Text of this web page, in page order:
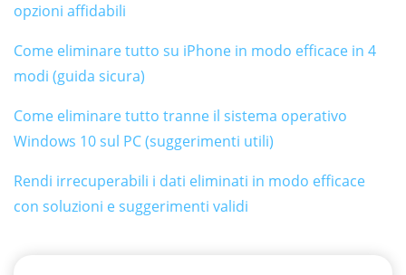
opzioni affidabili
Come eliminare tutto su iPhone in modo efficace in 4
modi (guida sicura)
Come eliminare tutto tranne il sistema operativo
Windows 10 sul PC (suggerimenti utili)
Rendi irrecuperabili i dati eliminati in modo efficace
con soluzioni e suggerimenti validi